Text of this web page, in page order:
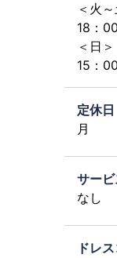
＜火～
18：
＜日＞
15：
定休日
月
サー
なし
ドレ